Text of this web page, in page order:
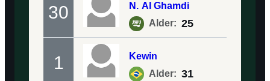
30 N. Al Ghamdi
Alder: 25
1
Kewin
Alder: 31